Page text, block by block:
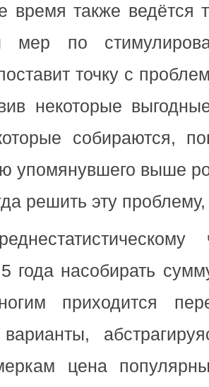
время также ведётся
мер по
точку с
некоторые
собираются,
упомянувшего выше
решить эту
года насобирать
приходится
цена